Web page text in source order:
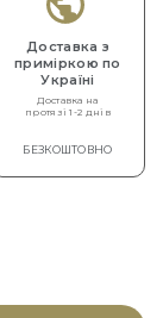
Доставка з
приміркою по
Україні
Доставка на
протязі 1-2 днів
БЕЗКОШТОВНО